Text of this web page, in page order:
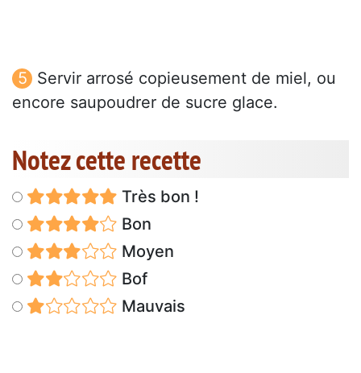
Servir arrosé copieusement de miel, ou
encore saupoudrer de sucre glace.
Notez cette recette
Très bon !
Bon
Moyen
Bof
Mauvais